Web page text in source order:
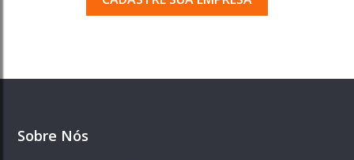
Sobre Nós